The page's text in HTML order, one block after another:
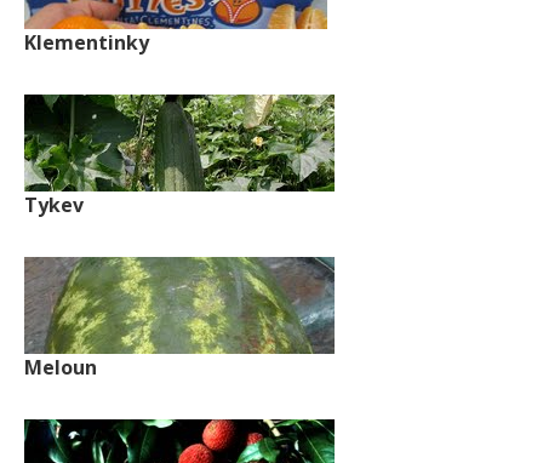
Klementinky
Tykev
Meloun